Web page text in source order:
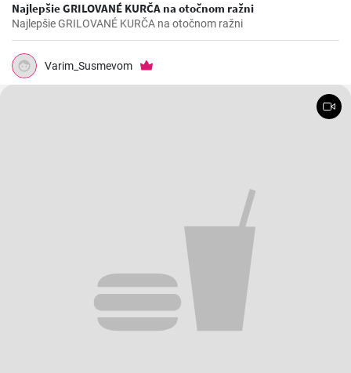
Najlepšie GRILOVANÉ KURČA na otočnom ražni
Najlepšie GRILOVANÉ KURČA na otočnom ražni
Varim_Susmevom